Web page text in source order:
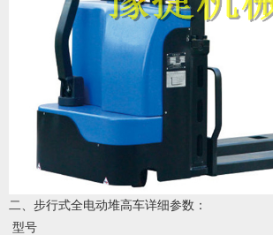
二、步行式全电动堆高车详细参数：
型号